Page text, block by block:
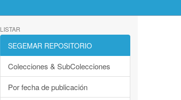
LISTAR
SEGEMAR REPOSITORIO
Colecciones & SubColecciones
Por fecha de publicación